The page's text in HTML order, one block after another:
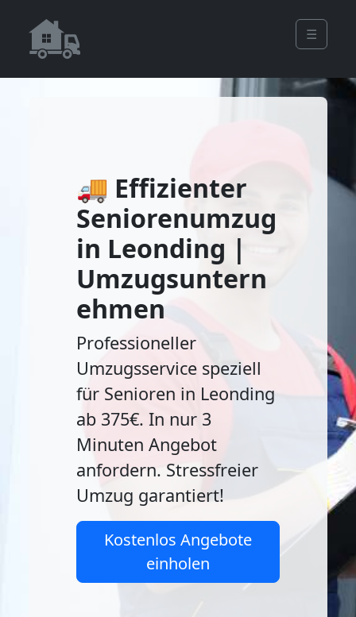
☰
🚚 Effizienter
Seniorenumzug
in Leonding |
Umzugsuntern
ehmen
Professioneller
Umzugsservice speziell
für Senioren in Leonding
ab 375€. In nur 3
Minuten Angebot
anfordern. Stressfreier
Umzug garantiert!
Kostenlos Angebote
einholen